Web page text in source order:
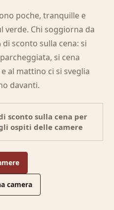
poche, tranquille e
verde. Chi soggiorna da
di sconto sulla cena: si
si cena
al mattino ci si sveglia
davanti.
sconto sulla cena per
ospiti delle camere
camera